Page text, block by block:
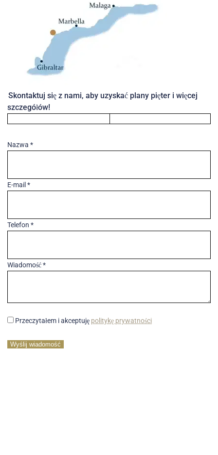
Skontaktuj się z nami, aby uzyskać plany pięter i więcej
szczegółów!
Nazwa *
E-mail *
Telefon *
Wiadomość *
Przeczytałem i akceptuję politykę prywatności
Wyślij wiadomość